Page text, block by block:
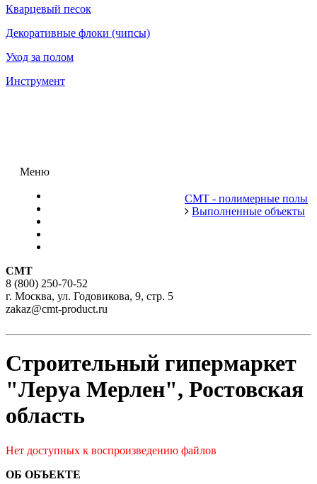
Кварцевый песок
Декоративные флоки (чипсы)
Уход за полом
Инструмент
Меню
СМТ - полимерные полы
Выполненные объекты
СМТ
8 (800) 250-70-52
г. Москва, ул. Годовикова, 9, стр. 5
zakaz@cmt-product.ru
Строительный гипермаркет
"Леруа Мерлен", Ростовская
область
Нет доступных к воспроизведению файлов
ОБ ОБЪЕКТЕ